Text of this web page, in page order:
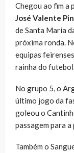
Chegou ao fim a
José Valente
de Santa Maria
próxima ronda.
equipas
rainha do
No grupo 5, o
último jogo da
goleou o
passagem para
Também o